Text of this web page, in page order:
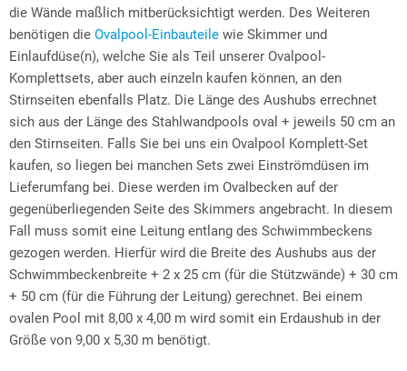
die Wände maßlich mitberücksichtigt werden. Des Weiteren
benötigen die Ovalpool-Einbauteile wie Skimmer und
Einlaufdüse(n), welche Sie als Teil unserer Ovalpool-
Komplettsets, aber auch einzeln kaufen können, an den
Stirnseiten ebenfalls Platz. Die Länge des Aushubs errechnet
sich aus der Länge des Stahlwandpools oval + jeweils 50 cm an
den Stirnseiten. Falls Sie bei uns ein Ovalpool Komplett-Set
kaufen, so liegen bei manchen Sets zwei Einströmdüsen im
Lieferumfang bei. Diese werden im Ovalbecken auf der
gegenüberliegenden Seite des Skimmers angebracht. In diesem
Fall muss somit eine Leitung entlang des Schwimmbeckens
gezogen werden. Hierfür wird die Breite des Aushubs aus der
Schwimmbeckenbreite + 2 x 25 cm (für die Stützwände) + 30 cm
+ 50 cm (für die Führung der Leitung) gerechnet. Bei einem
ovalen Pool mit 8,00 x 4,00 m wird somit ein Erdaushub in der
Größe von 9,00 x 5,30 m benötigt.